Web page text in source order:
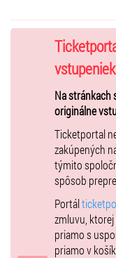
Od obdobia, kedy mali
vidieť film zo série Star
stal kultom, ikonou a
Dôležitou súčasťou
známa hudba
možnosť zhliadnuť film
hudby v podaní
orchestra. Pre
jeden z dielov Star
vstupeniek
Na stránkach
originálne
Ticketportal
zakúpených
týmito
spôsob
Portál
zmluvu,
priamo s
priamo v